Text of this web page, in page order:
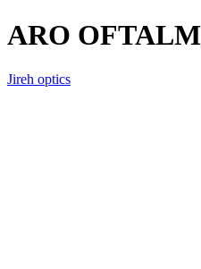
ARO
Jireh optics